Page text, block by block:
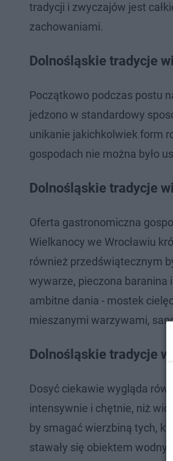
tradycji i zwyczajów jest
zachowaniami.
Dolnośląskie tradycje
Początkowo podczas postu
jedzono w standardowy
unikanie jakichkolwiek form
gospodach nie można było
Dolnośląskie tradycje
Oferta gastronomiczna
Wielkanocy we Wrocławiu
również przedświątecznym
wywarze, pieczona baranina
ambitne dania - mostek
mieszanymi warzywami,
Dolnośląskie tradycje
Dosyć ciekawie wygląda
intensywnie i chętnie, niż
by smagać wierzbiną tych,
stawały się obiektem